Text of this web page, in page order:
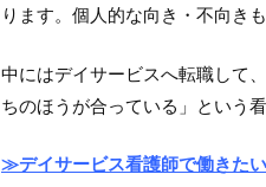
ります。個人的な向き・不向きも
中にはデイサービスへ転職して
ちのほうが合っている」という
≫デイサービス看護師で働きた